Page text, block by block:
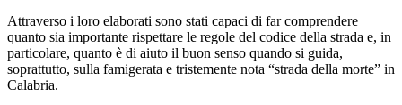
Attraverso i loro elaborati sono stati capaci di far comprendere
quanto sia importante rispettare le regole del codice della strada e, in
particolare, quanto è di aiuto il buon senso quando si guida,
soprattutto, sulla famigerata e tristemente nota “strada della morte” in
Calabria.